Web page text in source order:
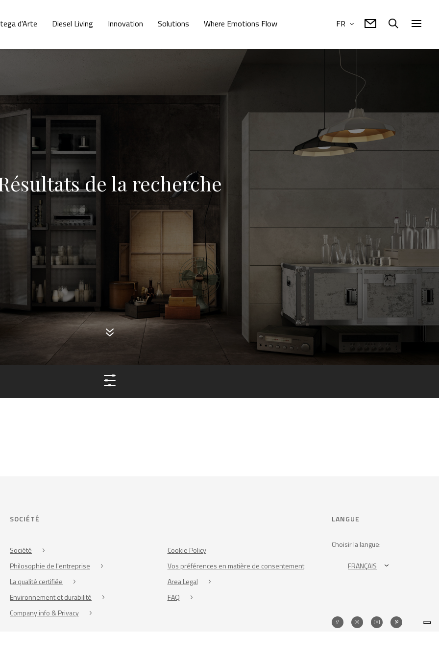
d'Arte Diesel Living Innovation Solutions Where Emotions Flow FR
de la recherche
SOCIÉTÉ
Société
Philosophie de l'entreprise
La qualité certifiée
Environnement et durabilité
Company info & Privacy
Cookie Policy
Vos préférences en matière de consentement
Area Legal
FAQ
LANGUE
Choisir la langue:
FRANÇAIS